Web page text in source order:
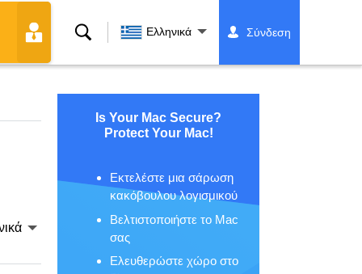
Αναζήτηση Ελληνικά Σύνδεση
Is Your Mac Secure?
Protect Your Mac!
Εκτελέστε μια σάρωση
κακόβουλου λογισμικού
Βελτιστοποιήστε το Mac
σας
Ελευθερώστε χώρο στο